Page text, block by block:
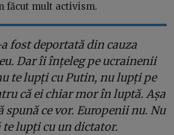
făcut mult activism.
fost deportată din cauza
Dar îi înțeleg pe ucrainenii
te lupți cu Putin, nu lupți pe
că ei chiar mor în luptă. Așa
spună ce vor. Europenii nu. Nu
te lupți cu un dictator.